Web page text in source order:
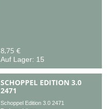
8,75 €
Auf Lager: 15
SCHOPPEL EDITION 3.0
2471
Schoppel Edition 3.0 2471